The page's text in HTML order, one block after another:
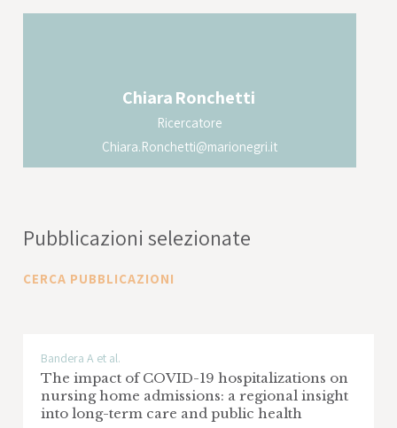
ChiaraRonchetti
Ricercatore
Chiara.Ronchetti@marionegri.it
Pubblicazioni selezionate
CERCA PUBBLICAZIONI
Bandera A et al.
The impact of COVID-19 hospitalizations on
nursing home admissions: a regional insight
into long-term care and public health